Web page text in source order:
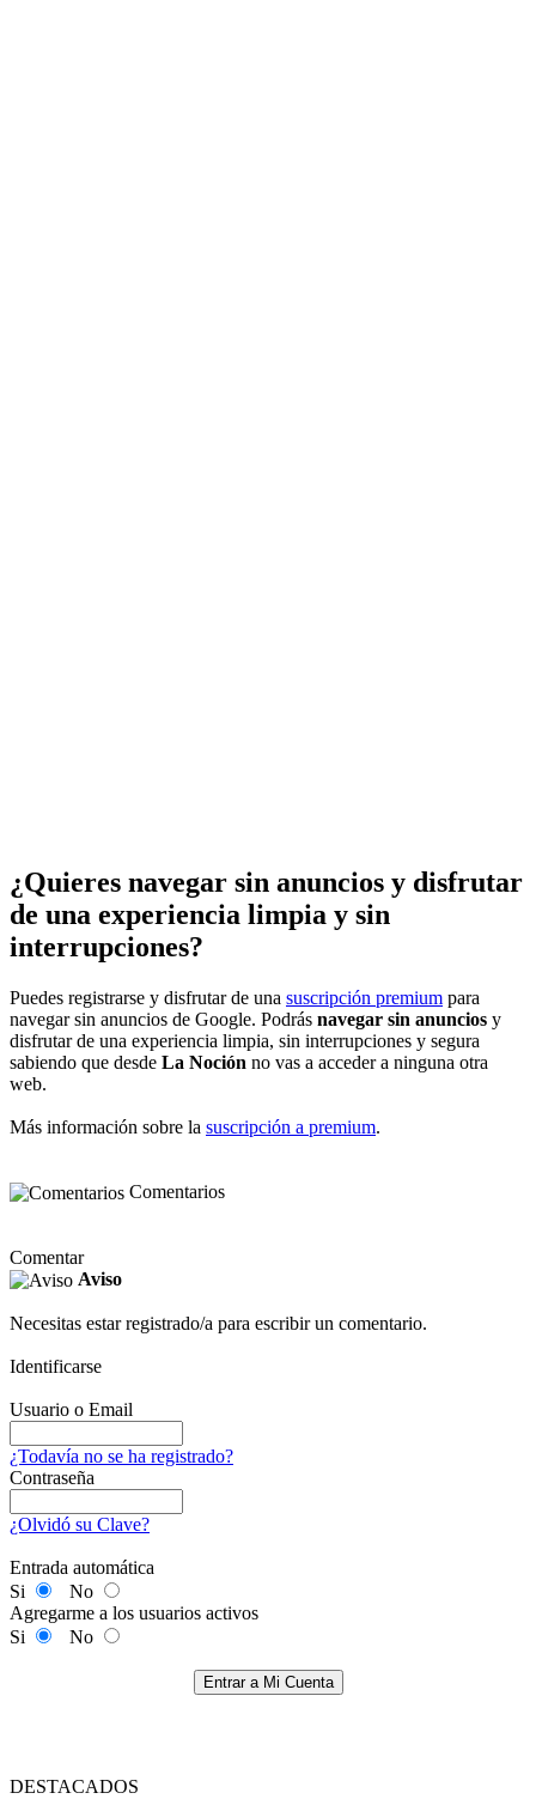
¿Quieres navegar sin anuncios y disfrutar
de una experiencia limpia y sin
interrupciones?
Puedes registrarse y disfrutar de una suscripción premium para
navegar sin anuncios de Google. Podrás navegar sin anuncios y
disfrutar de una experiencia limpia, sin interrupciones y segura
sabiendo que desde La Noción no vas a acceder a ninguna otra
web.
Más información sobre la suscripción a premium.
Comentarios
Comentar
Aviso
Necesitas estar registrado/a para escribir un comentario.
Identificarse
Usuario o Email
¿Todavía no se ha registrado?
Contraseña
¿Olvidó su Clave?
Entrada automática
Si
No
Agregarme a los usuarios activos
Si
No
Entrar a Mi Cuenta
DESTACADOS